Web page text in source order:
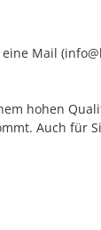
Mail
hohen
Auch für